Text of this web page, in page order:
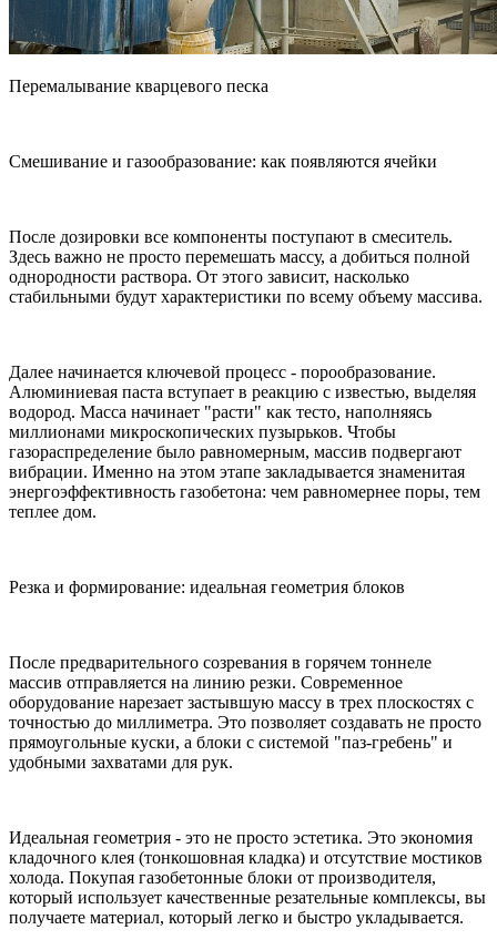
Перемалывание кварцевого песка
Смешивание и газообразование: как появляются ячейки
После дозировки все компоненты поступают в смеситель.
Здесь важно не просто перемешать массу, а добиться полной
однородности раствора. От этого зависит, насколько
стабильными будут характеристики по всему объему массива.
Далее начинается ключевой процесс - порообразование.
Алюминиевая паста вступает в реакцию с известью, выделяя
водород. Масса начинает "расти" как тесто, наполняясь
миллионами микроскопических пузырьков. Чтобы
газораспределение было равномерным, массив подвергают
вибрации. Именно на этом этапе закладывается знаменитая
энергоэффективность газобетона: чем равномернее поры, тем
теплее дом.
Резка и формирование: идеальная геометрия блоков
После предварительного созревания в горячем тоннеле
массив отправляется на линию резки. Современное
оборудование нарезает застывшую массу в трех плоскостях с
точностью до миллиметра. Это позволяет создавать не просто
прямоугольные куски, а блоки с системой "паз-гребень" и
удобными захватами для рук.
Идеальная геометрия - это не просто эстетика. Это экономия
кладочного клея (тонкошовная кладка) и отсутствие мостиков
холода. Покупая газобетонные блоки от производителя,
который использует качественные резательные комплексы, вы
получаете материал, который легко и быстро укладывается.